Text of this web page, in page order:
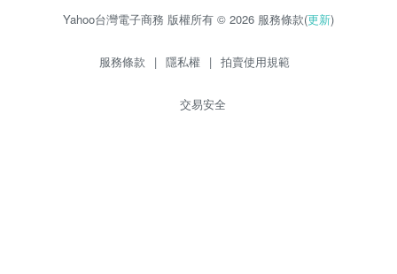
Yahoo台灣電子商務 版權所有 © 2026 服務條款(更新)
服務條款 | 隱私權 | 拍賣使用規範
交易安全